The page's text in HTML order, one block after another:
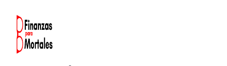
contenido